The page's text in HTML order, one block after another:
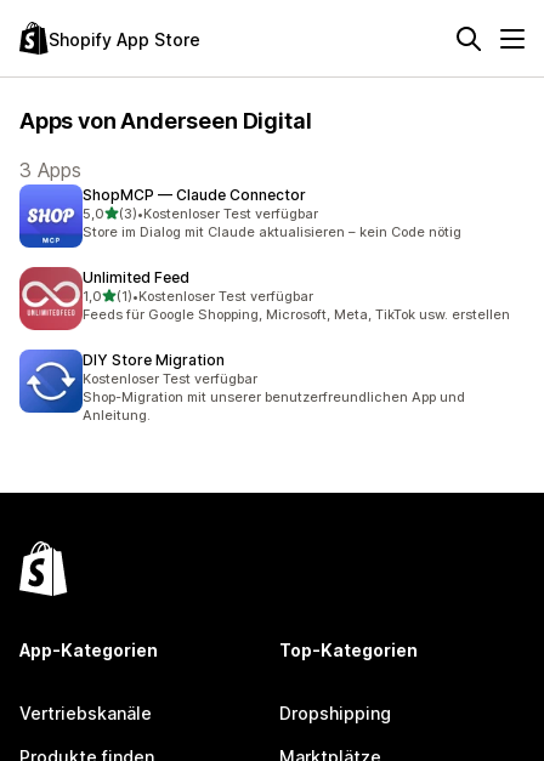
Shopify App Store
Apps von Anderseen Digital
3 Apps
ShopMCP — Claude Connector
5,0von 5 Sternen
(3)
3 Rezensionen insgesamt
•Kostenloser Test verfügbar
Store im Dialog mit Claude aktualisieren – kein Code nötig
Unlimited Feed
1,0von 5 Sternen
(1)
1 Rezensionen insgesamt
•Kostenloser Test verfügbar
Feeds für Google Shopping, Microsoft, Meta, TikTok usw. erstellen
DIY Store Migration
Kostenloser Test verfügbar
Shop-Migration mit unserer benutzerfreundlichen App und
Anleitung.
App-Kategorien
Vertriebskanäle
Produkte finden
Top-Kategorien
Dropshipping
Marktplätze